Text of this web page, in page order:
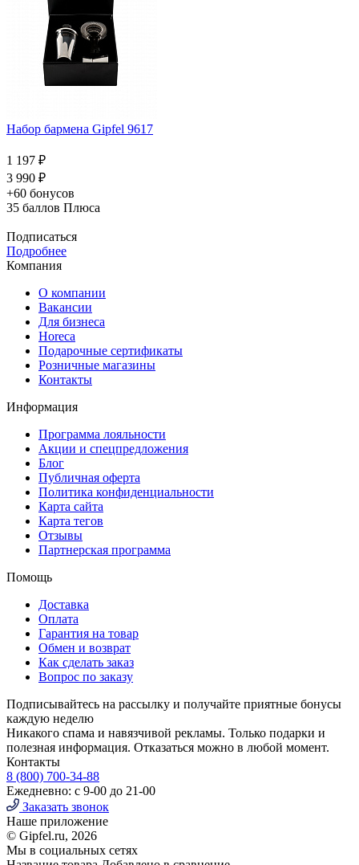
Набор бармена Gipfel 9617
1 197 ₽
3 990 ₽
+60 бонусов
35 баллов Плюса
Подписаться
Подробнее
Компания
О компании
Вакансии
Для бизнеса
Horeca
Подарочные сертификаты
Розничные магазины
Контакты
Информация
Программа лояльности
Акции и спецпредложения
Блог
Публичная оферта
Политика конфиденциальности
Карта сайта
Карта тегов
Отзывы
Партнерская программа
Помощь
Доставка
Оплата
Гарантия на товар
Обмен и возврат
Как сделать заказ
Вопрос по заказу
Подписывайтесь на рассылку и получайте приятные бонусы
каждую неделю
Никакого спама и навязчивой рекламы. Только подарки и
полезная информация. Отказаться можно в любой момент.
Контакты
8 (800) 700-34-88
Ежедневно: с 9-00 до 21-00
Заказать звонок
Наше приложение
© Gipfel.ru, 2026
Мы в социальных сетях